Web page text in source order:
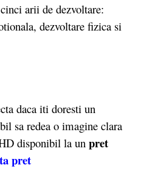
arii de dezvoltare:
dezvoltare fizica si
daca iti doresti un
sa redea o imagine clara
disponibil la un pret
pret